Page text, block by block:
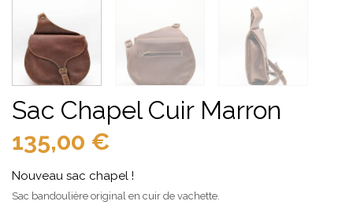
Sac Chapel Cuir Marron
135,00 €
Nouveau sac chapel !
Sac bandoulière original en cuir de vachette.